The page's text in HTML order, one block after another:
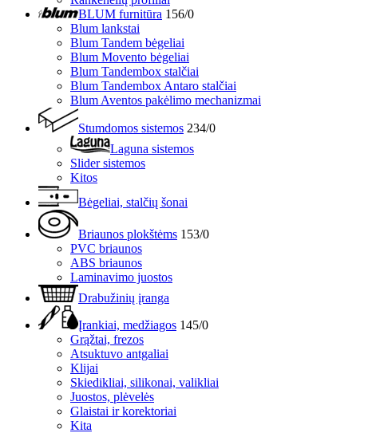
BLUM furnitūra 156/0
Blum lankstai
Blum Tandem bėgeliai
Blum Movento bėgeliai
Blum Tandembox stalčiai
Blum Tandembox Antaro stalčiai
Blum Aventos pakėlimo mechanizmai
Stumdomos sistemos 234/0
Laguna sistemos
Slider sistemos
Kitos
Bėgeliai, stalčių šonai
Briaunos plokštėms 153/0
PVC briaunos
ABS briaunos
Laminavimo juostos
Drabužinių įranga
Įrankiai, medžiagos 145/0
Grąžtai, frezos
Atsuktuvo antgaliai
Klijai
Skiedikliai, silikonai, valikliai
Juostos, plėvelės
Glaistai ir korektoriai
Kita